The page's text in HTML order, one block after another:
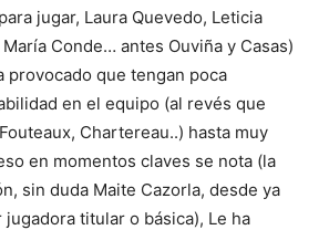
jugar, Laura Quevedo, Leticia
Conde… antes Ouviña y Casas)
provocado que tengan poca
en el equipo (al revés que
Chartereau..) hasta muy
en momentos claves se nota (la
sin duda Maite Cazorla, desde ya
jugadora titular o básica), Le ha